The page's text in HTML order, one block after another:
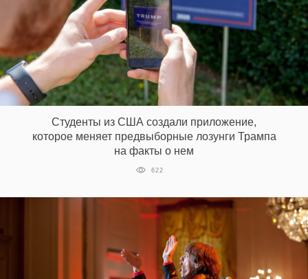
Студенты из США создали приложение,
которое меняет предвыборные лозунги Трампа
на факты о нем
622